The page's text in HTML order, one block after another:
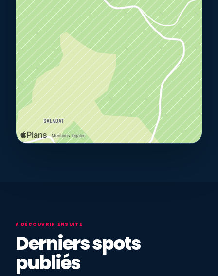
À DÉCOUVRIR ENSUITE
Derniers spots
publiés